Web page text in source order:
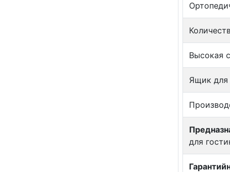
Высокая
Ящик для
для